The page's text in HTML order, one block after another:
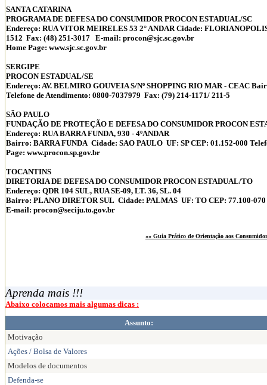
SANTA CATARINA
PROGRAMA DE DEFESA DO CONSUMIDOR PROCON ESTADUAL/SC
Endereço: RUA VITOR MEIRELES 53 2° ANDAR Cidade:
1512 Fax: (48) 251-3017 E-mail: procon@sjc.sc.gov.br
Home Page: www.sjc.sc.gov.br
SERGIPE
PROCON ESTADUAL/SE
Endereço: AV. BELMIRO GOUVEIA S/Nº SHOPPING RIO MAR - CEAC
Telefone de Atendimento: 0800-7037979 Fax: (79) 214-1171/ 211-5
SÃO PAULO
FUNDAÇÃO DE PROTEÇÃO E DEFESA DO CONSUMIDOR PROCON
Endereço: RUA BARRA FUNDA, 930 - 4ºANDAR
Bairro: BARRA FUNDA Cidade: SAO PAULO UF: SP CEP: 01.152-000
Page: www.procon.sp.gov.br
TOCANTINS
DIRETORIA DE DEFESA DO CONSUMIDOR PROCON ESTADUAL/TO
Endereço: QDR 104 SUL, RUA SE-09, LT. 36, SL. 04
Bairro: PLANO DIRETOR SUL Cidade: PALMAS UF: TO CEP: 77.100-
E-mail: procon@seciju.to.gov.br
»» Guia Prático de Orientação aos
Aprenda mais !!!
Abaixo colocamos mais algumas dicas :
Assunto:
Motivação
Ações / Bolsa de Valores
Modelos de documentos
Defenda-se